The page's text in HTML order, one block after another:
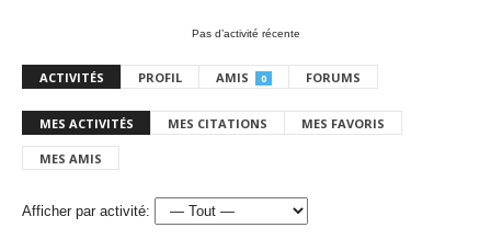
Pas d’activité récente
ACTIVITÉS PROFIL AMIS 0 FORUMS
MES ACTIVITÉS MES CITATIONS MES FAVORIS
MES AMIS
Afficher par activité: